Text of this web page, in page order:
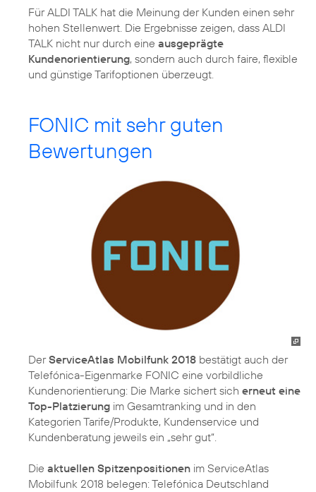
Für ALDI TALK hat die Meinung der Kunden einen sehr
hohen Stellenwert. Die Ergebnisse zeigen, dass ALDI
TALK nicht nur durch eine ausgeprägte
Kundenorientierung, sondern auch durch faire, flexible
und günstige Tarifoptionen überzeugt.
FONIC mit sehr guten
Bewertungen
DerServiceAtlas Mobilfunk 2018 bestätigt auch der
Telefónica-Eigenmarke FONIC eine vorbildliche
Kundenorientierung: Die Marke sichert sich erneut eine
Top-Platzierung im Gesamtranking und in den
Kategorien Tarife/Produkte, Kundenservice und
Kundenberatung jeweils ein „sehr gut“.
Die aktuellen Spitzenpositionen im ServiceAtlas
Mobilfunk 2018 belegen: Telefónica Deutschland